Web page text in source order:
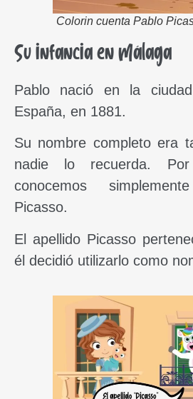
Colorin cuenta Pablo
Su infancia en Málaga
Pablo nació en la
España, en 1881.
Su nombre completo era
nadie lo recuerda.
conocemos
Picasso.
El apellido Picasso
él decidió utilizarlo como